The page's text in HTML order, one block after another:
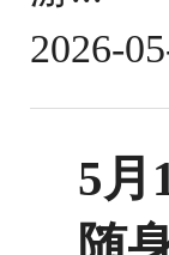
2026-
5月